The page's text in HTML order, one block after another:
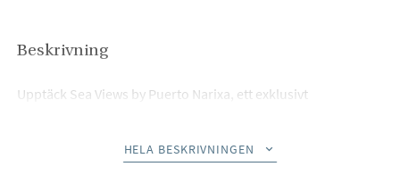
Beskrivning
Upptäck Sea Views by Puerto Narixa, ett exklusivt
projekt är en del av Puerto Narixas masterplan, ett innovativt
HELA BESKRIVNINGEN